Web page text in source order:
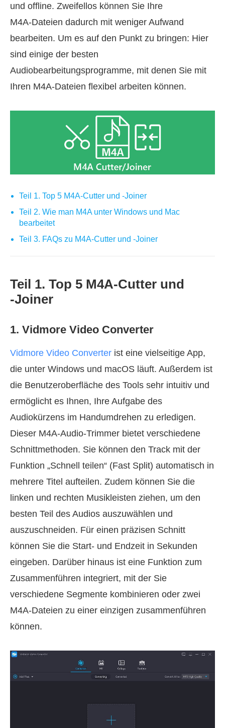
und offline. Zweifellos können Sie Ihre
M4A‑Dateien dadurch mit weniger Aufwand
bearbeiten. Um es auf den Punkt zu bringen: Hier
sind einige der besten
Audiobearbeitungsprogramme, mit denen Sie mit
Ihren M4A‑Dateien flexibel arbeiten können.
Teil 1. Top 5 M4A‑Cutter und ‑Joiner
Teil 2. Wie man M4A unter Windows und Mac
bearbeitet
Teil 3. FAQs zu M4A‑Cutter und ‑Joiner
Teil 1. Top 5 M4A‑Cutter und
‑Joiner
1. Vidmore Video Converter
Vidmore Video Converter ist eine vielseitige App,
die unter Windows und macOS läuft. Außerdem ist
die Benutzeroberfläche des Tools sehr intuitiv und
ermöglicht es Ihnen, Ihre Aufgabe des
Audiokürzens im Handumdrehen zu erledigen.
Dieser M4A‑Audio‑Trimmer bietet verschiedene
Schnittmethoden. Sie können den Track mit der
Funktion „Schnell teilen“ (Fast Split) automatisch in
mehrere Titel aufteilen. Zudem können Sie die
linken und rechten Musikleisten ziehen, um den
besten Teil des Audios auszuwählen und
auszuschneiden. Für einen präzisen Schnitt
können Sie die Start‑ und Endzeit in Sekunden
eingeben. Darüber hinaus ist eine Funktion zum
Zusammenführen integriert, mit der Sie
verschiedene Segmente kombinieren oder zwei
M4A‑Dateien zu einer einzigen zusammenführen
können.